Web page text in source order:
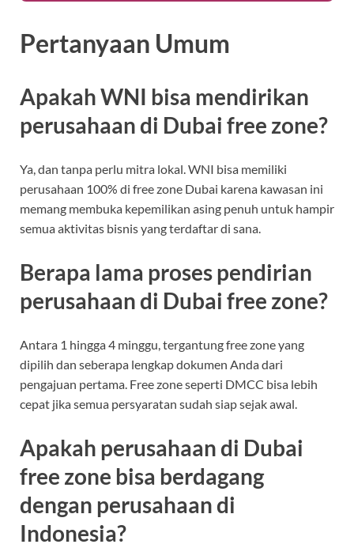
Pertanyaan Umum
Apakah WNI bisa mendirikan
perusahaan di Dubai free zone?
Ya, dan tanpa perlu mitra lokal. WNI bisa memiliki
perusahaan 100% di free zone Dubai karena kawasan ini
memang membuka kepemilikan asing penuh untuk hampir
semua aktivitas bisnis yang terdaftar di sana.
Berapa lama proses pendirian
perusahaan di Dubai free zone?
Antara 1 hingga 4 minggu, tergantung free zone yang
dipilih dan seberapa lengkap dokumen Anda dari
pengajuan pertama. Free zone seperti DMCC bisa lebih
cepat jika semua persyaratan sudah siap sejak awal.
Apakah perusahaan di Dubai
free zone bisa berdagang
dengan perusahaan di
Indonesia?